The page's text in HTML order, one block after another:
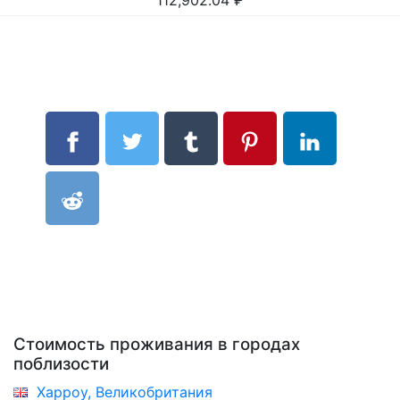
Стоимость проживания в городах
поблизости
Харроу, Великобритания